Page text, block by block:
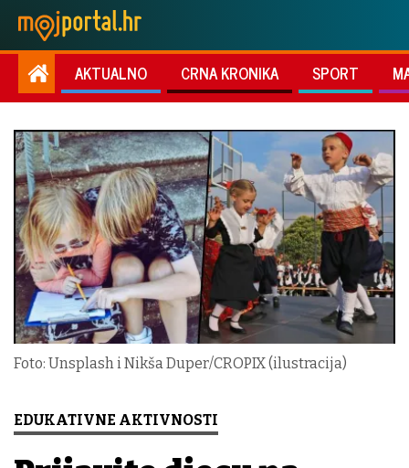
AKTUALNO CRNA KRONIKA SPORT
Foto: Unsplash i Nikša Duper/CROPIX (ilustracija)
EDUKATIVNE AKTIVNOSTI